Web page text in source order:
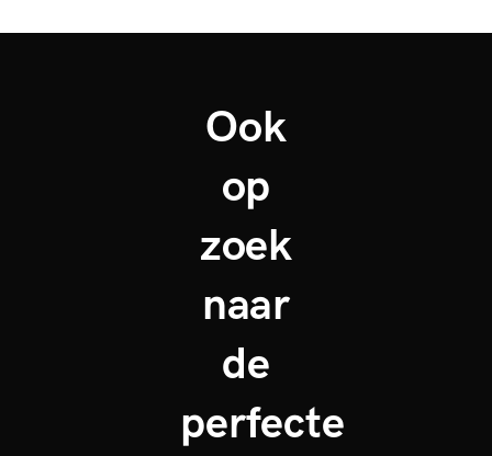
Ook
op
zoek
naar
de
perfecte